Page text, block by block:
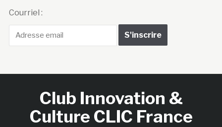
Courriel :
Club Innovation &
Culture CLIC France